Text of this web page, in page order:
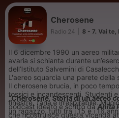
Cherosene
Radio 24 8 - 7. Vai te,
Il 6 dicembre 1990 un aereo
avaria si schianta durante
dell’Istituto Salvemini di
L'aereo squarcia una parete della
Il cherosene brucia, in poco
tossici e incandescenti. Studenti
finestre, l'aria è irrespirabile.
un ragazzo, tutti tra i 15 e i 16
“Cherosene. Storia di un aereo
podcast ideato e scritto daAnita
che ricostruisce questa vicenda